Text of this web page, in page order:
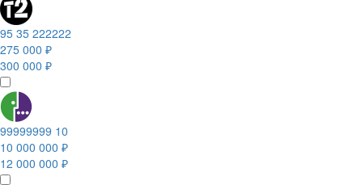
95 35 222222
275 000 ₽
300 000 ₽
99999999 10
10 000 000 ₽
12 000 000 ₽